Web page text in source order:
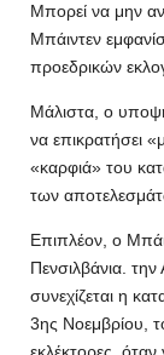
Μπορεί να μην
Μπάιντεν
προεδρικών
Μάλιστα, ο
να επικρατήσει
«καρφιά» του
των
Επιπλέον, ο
Πενσιλβάνια.
συνεχίζεται η
3ης Νοεμβρίου,